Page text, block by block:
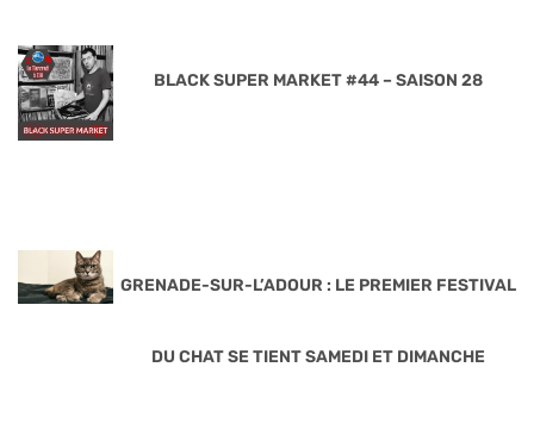
BLACK SUPER MARKET #44 – SAISON 28
GRENADE-SUR-L’ADOUR : LE PREMIER FESTIVAL
DU CHAT SE TIENT SAMEDI ET DIMANCHE